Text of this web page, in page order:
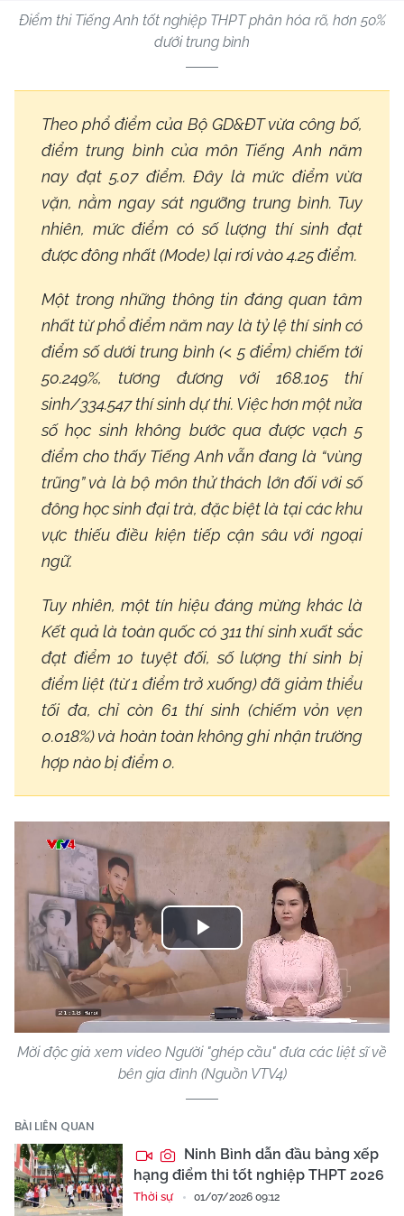
Điểm thi Tiếng Anh tốt nghiệp THPT phân hóa rõ, hơn 50%
dưới trung bình
Theo phổ điểm của Bộ GD&ĐT vừa công bố,
điểm trung bình của môn Tiếng Anh năm
nay đạt 5.07 điểm. Đây là mức điểm vừa
vặn, nằm ngay sát ngưỡng trung bình. Tuy
nhiên, mức điểm có số lượng thí sinh đạt
được đông nhất (Mode) lại rơi vào 4.25 điểm.
Một trong những thông tin đáng quan tâm
nhất từ phổ điểm năm nay là tỷ lệ thí sinh có
điểm số dưới trung bình (< 5 điểm) chiếm tới
50.249%, tương đương với 168.105 thí
sinh/334.547 thí sinh dự thi. Việc hơn một nửa
số học sinh không bước qua được vạch 5
điểm cho thấy Tiếng Anh vẫn đang là “vùng
trũng” và là bộ môn thử thách lớn đối với số
đông học sinh đại trà, đặc biệt là tại các khu
vực thiếu điều kiện tiếp cận sâu với ngoại
ngữ.
Tuy nhiên, một tín hiệu đáng mừng khác là
Kết quả là toàn quốc có 311 thí sinh xuất sắc
đạt điểm 10 tuyệt đối, số lượng thí sinh bị
điểm liệt (từ 1 điểm trở xuống) đã giảm thiểu
tối đa, chỉ còn 61 thí sinh (chiếm vỏn vẹn
0.018%) và hoàn toàn không ghi nhận trường
hợp nào bị điểm 0.
Play
Video
Mời độc giả xem video Người "ghép cầu" đưa các liệt sĩ về
bên gia đình (Nguồn VTV4)
BÀI LIÊN QUAN
Ninh Bình dẫn đầu bảng xếp
hạng điểm thi tốt nghiệp THPT 2026
Thời sự 01/07/2026 09:12